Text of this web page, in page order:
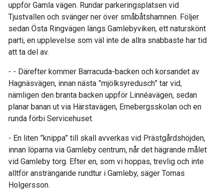
uppför Gamla vägen. Rundar parkeringsplatsen vid
Tjustvallen och svänger ner över småbåtshamnen. Följer
sedan Östa Ringvägen längs Gamlebyviken, ett naturskönt
parti, en upplevelse som väl inte de allra snabbaste har tid
att ta del av.
- - Därefter kommer Barracuda-backen och korsandet av
Hagnäsvägen, innan nästa ”mjölksyredusch” tar vid,
nämligen den branta backen uppför Linnéavägen, sedan
planar banan ut via Härstavägen, Ernebergsskolan och en
runda förbi Servicehuset.
- En liten ”knippa” till skall avverkas vid Prästgårdshöjden,
innan löparna via Gamleby centrum, når det hägrande målet
vid Gamleby torg. Efter en, som vi hoppas, trevlig och inte
alltför ansträngande rundtur i Gamleby, säger Tomas
Holgersson.